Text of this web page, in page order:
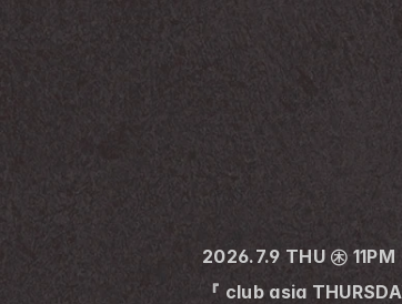
2026.7.9 THU ㊍ 11PM
『 club asia